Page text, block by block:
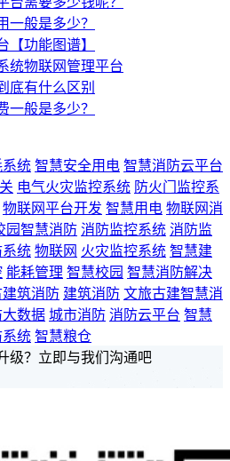
一般是多少？
【功能图谱】
统物联网管理平台
底有什么区别
一般是多少？
系统 智慧安全用电 智慧消防云平台
电气火灾监控系统 防火门监控系
物联网平台开发 智慧用电 物联网消
园智慧消防 消防监控系统 消防监
统 物联网 火灾监控系统 智慧建
能耗管理 智慧校园 智慧消防解决
建筑消防 建筑消防 文旅古建智慧消
数据 城市消防 消防云平台 智慧
统 智慧粮仓
级？立即与我们沟通吧